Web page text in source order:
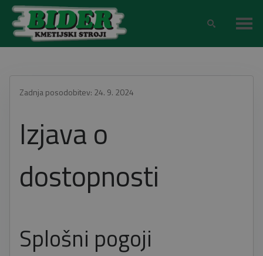
Zadnja posodobitev: 24. 9. 2024
Izjava o
dostopnosti
Splošni pogoji